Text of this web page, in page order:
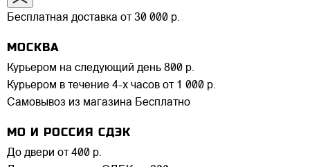
Бесплатная доставка от 30 000 р.
МОСКВА
Курьером на следующий день 800 р.
Курьером в течение 4-х часов от 1 000 р.
Самовывоз из магазина Бесплатно
МО И РОССИЯ СДЭК
До двери от 400 р.